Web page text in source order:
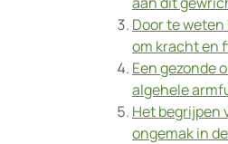
Door te
om kracht en
Een gezonde
algehele
Het begrijpen
ongemak in